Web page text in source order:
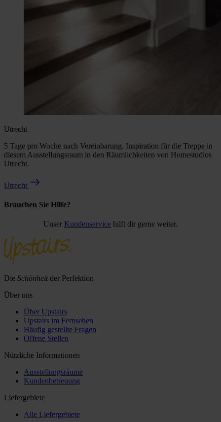
Utrecht
5 Tage pro Woche nach Vereinbarung. Inspiration für die Treppe in
diesem Ausstellungsraum in den Räumlichkeiten von Homestudios
Utrecht.
Utrecht
Brauchen Sie Hilfe?
Unser Kundenservice hilft dir gerne weiter.
Die Schönheitder Perfektion
Über uns
Über Upstairs
Upstairs im Fernsehen
Häufig gestellte Fragen
Offene Stellen
Nützliche Informationen
Ausstellungsräume
Kundenbetreuung
Liefergebiete
Alle Liefergebiete